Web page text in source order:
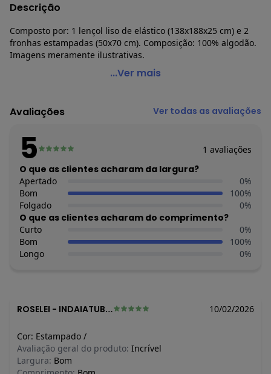
Descrição
Composto por: 1 lençol liso de elástico (138x188x25 cm) e 2
fronhas estampadas (50x70 cm). Composição: 100% algodão.
Imagens meramente ilustrativas.
Lar e Lazer - Jogo de Cama Luna Casal 3 Peças
Composto por:
1 lençol liso de elástico (138x188x25 cm)
Composição: 100% algodão.
Imagens meramente ilustrativas.
...Ver mais
Avaliações Ver todas as avaliações
5 1 avaliações
O que as clientes acharam da largura?
Apertado 0%
Bom
100%
Folgado
0%
O que as clientes acharam do comprimento?
Curto 0%
Bom
100%
Longo
0%
ROSELEI - INDAIATUBA - SP 10/02/2026
Cor: Estampado /
Avaliação geral do produto: Incrível
Largura: Bom